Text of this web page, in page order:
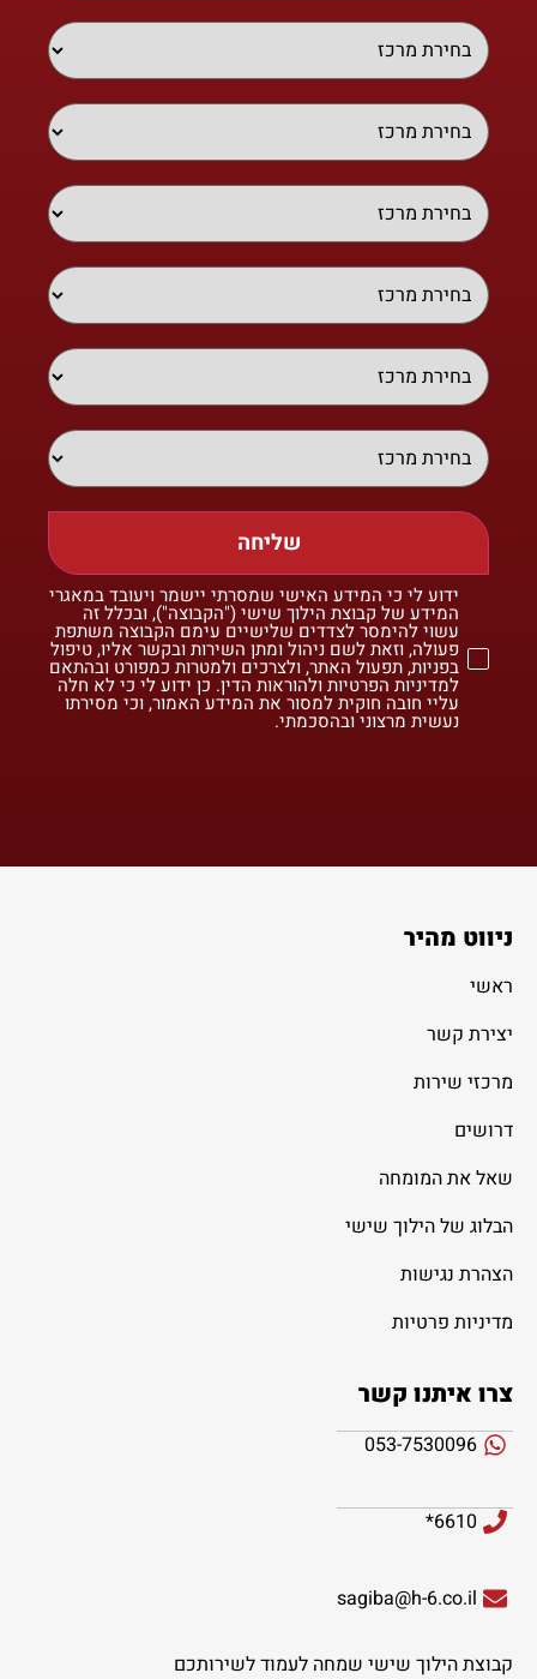
שליחה
ידוע לי כי המידע האישי שמסרתי יישמר ויעובד במאגרי
המידע של קבוצת הילוך שישי ("הקבוצה"), ובכלל זה
עשוי להימסר לצדדים שלישיים עימם הקבוצה משתפת
פעולה, וזאת לשם ניהול ומתן השירות ובקשר אליו, טיפול
בפניות, תפעול האתר, ולצרכים ולמטרות כמפורט ובהתאם
למדיניות הפרטיות ולהוראות הדין. כן ידוע לי כי לא חלה
עליי חובה חוקית למסור את המידע האמור, וכי מסירתו
נעשית מרצוני ובהסכמתי.
ניווט מהיר
ראשי
יצירת קשר
מרכזי שירות
דרושים
שאל את המומחה
הבלוג של הילוך שישי
הצהרת נגישות
מדיניות פרטיות
צרו איתנו קשר
053-7530096
6610*
sagiba@h-6.co.il
קבוצת הילוך שישי שמחה לעמוד לשירותכם